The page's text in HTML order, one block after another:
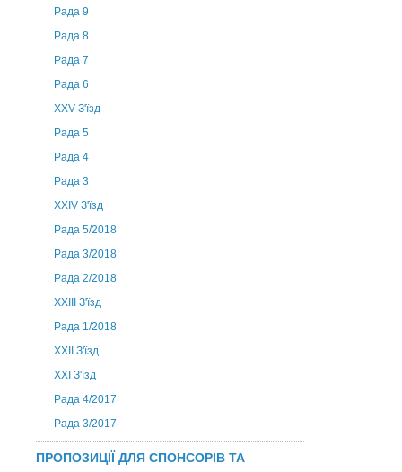
Рада 9
Рада 8
Рада 7
Рада 6
XXV З'їзд
Рада 5
Рада 4
Рада 3
ХХIV З'їзд
Рада 5/2018
Рада 3/2018
Рада 2/2018
XXIII З'їзд
Рада 1/2018
ХХІІ З'їзд
XXI З'їзд
Рада 4/2017
Рада 3/2017
ПРОПОЗИЦІЇ ДЛЯ СПОНСОРІВ ТА